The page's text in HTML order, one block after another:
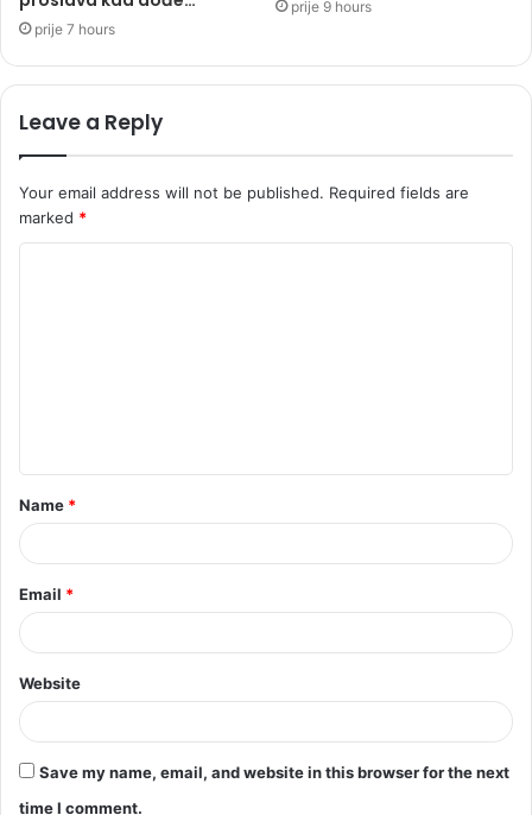
prije 7 hours
prije 9 hours
Leave a Reply
Your email address will not be published. Required fields are
marked *
t
*
Name *
Email *
Website
Save my name, email, and website in this browser for the next
time I comment.